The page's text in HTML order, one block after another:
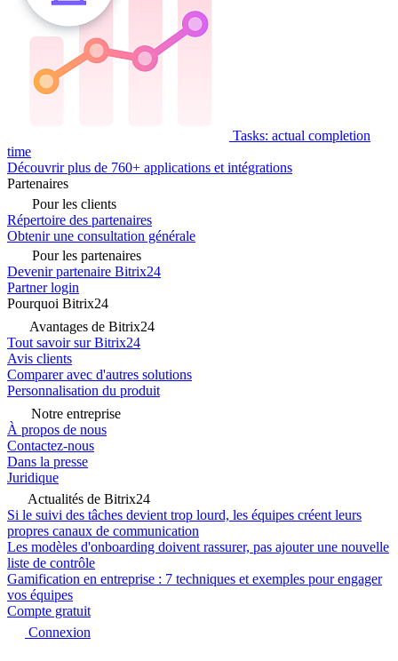
Tasks: actual completion
time
Découvrir plus de 760+ applications et intégrations
Partenaires
Pour les clients
Répertoire des partenaires
Obtenir une consultation générale
Pour les partenaires
Devenir partenaire Bitrix24
Partner login
Pourquoi Bitrix24
Avantages de Bitrix24
Tout savoir sur Bitrix24
Avis clients
Comparer avec d'autres solutions
Personnalisation du produit
Notre entreprise
À propos de nous
Contactez-nous
Dans la presse
Juridique
Actualités de Bitrix24
Si le suivi des tâches devient trop lourd, les équipes créent leurs
propres canaux de communication
Les modèles d'onboarding doivent rassurer, pas ajouter une nouvelle
liste de contrôle
Gamification en entreprise : 7 techniques et exemples pour engager
vos équipes
Compte gratuit
Connexion